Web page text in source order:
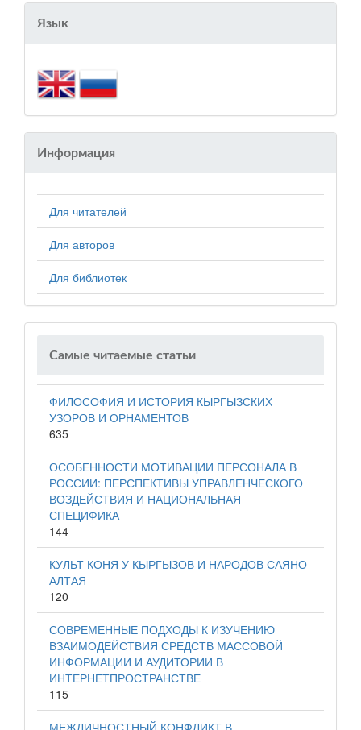
Язык
Информация
Для читателей
Для авторов
Для библиотек
Самые читаемые статьи
ФИЛОСОФИЯ И ИСТОРИЯ КЫРГЫЗСКИХ
УЗОРОВ И ОРНАМЕНТОВ
635
ОСОБЕННОСТИ МОТИВАЦИИ ПЕРСОНАЛА В
РОССИИ: ПЕРСПЕКТИВЫ УПРАВЛЕНЧЕСКОГО
ВОЗДЕЙСТВИЯ И НАЦИОНАЛЬНАЯ
СПЕЦИФИКА
144
КУЛЬТ КОНЯ У КЫРГЫЗОВ И НАРОДОВ САЯНО-
АЛТАЯ
120
СОВРЕМЕННЫЕ ПОДХОДЫ К ИЗУЧЕНИЮ
ВЗАИМОДЕЙСТВИЯ СРЕДСТВ МАССОВОЙ
ИНФОРМАЦИИ И АУДИТОРИИ В
ИНТЕРНЕТПРОСТРАНСТВЕ
115
МЕЖЛИЧНОСТНЫЙ КОНФЛИКТ В